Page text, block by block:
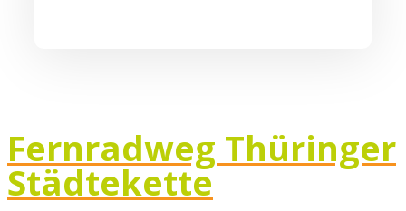
Fernradweg Thüringer
Städtekette